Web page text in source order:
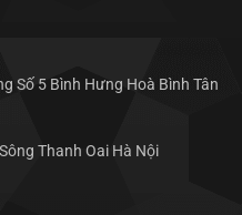
Số 5 Bình Hưng Hoà Bình Tân
Thanh Oai Hà Nội